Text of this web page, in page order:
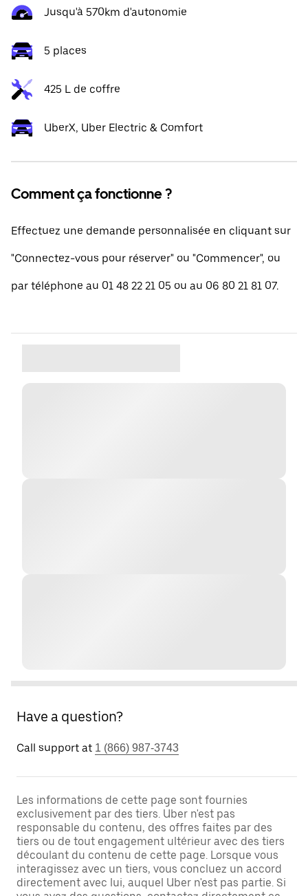
Jusqu'à 570km d'autonomie
5 places
425 L de coffre
UberX, Uber Electric & Comfort
Comment ça fonctionne ?
Effectuez une demande personnalisée en cliquant sur
"Connectez-vous pour réserver" ou "Commencer", ou
par téléphone au 01 48 22 21 05 ou au 06 80 21 81 07.
Have a question?
Call support at 1 (866) 987-3743
Les informations de cette page sont fournies
exclusivement par des tiers. Uber n'est pas
responsable du contenu, des offres faites par des
tiers ou de tout engagement ultérieur avec des tiers
découlant du contenu de cette page. Lorsque vous
interagissez avec un tiers, vous concluez un accord
directement avec lui, auquel Uber n'est pas partie. Si